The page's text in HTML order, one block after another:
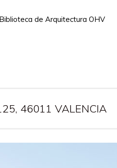
Biblioteca de Arquitectura OHV
46011 VALENCIA